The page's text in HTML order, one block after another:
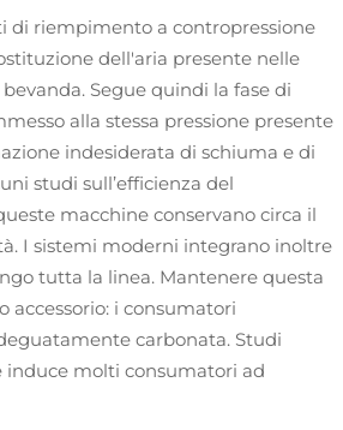
di riempimento a contropressione
dell'aria presente nelle
Segue quindi la fase di
alla stessa pressione presente
indesiderata di schiuma e di
studi sull’efficienza del
macchine conservano circa il
I sistemi moderni integrano inoltre
tutta la linea. Mantenere questa
i consumatori
carbonata. Studi
induce molti consumatori ad